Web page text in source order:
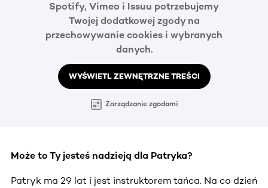
Spotify, Vimeo i Issuu potrzebujemy
Twojej dodatkowej zgody na
przechowywanie cookies i wybranych
danych.
WYŚWIETL ZEWNĘTRZNE TREŚCI
Zarządzanie zgodami
Może to Ty jesteś nadzieją dla Patryka?
Patryk ma 29 lat i jest instruktorem tańca. Na co dzień